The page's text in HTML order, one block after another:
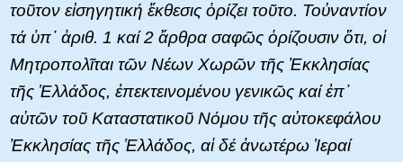
τοῦτον εἰσηγητική ἔκθεσις ὁρίζει τοῦτο. Τοὐναντίον
τά ὑπ᾿ ἀριθ. 1 καί 2 ἄρθρα σαφῶς ὁρίζουσιν ὅτι, οἱ
Μητροπολῖται τῶν Νέων Χωρῶν τῆς Ἐκκλησίας
τῆς Ἑλλάδος, ἐπεκτεινομένου γενικῶς καί ἐπ᾿
αὐτῶν τοῦ Καταστατικοῦ Νόμου τῆς αὐτοκεφάλου
Ἐκκλησίας τῆς Ἑλλάδος, αἱ δέ ἀνωτέρω Ἱεραί